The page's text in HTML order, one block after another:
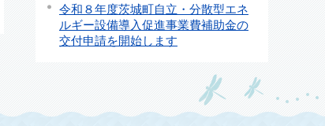
令和８年度茨城町自立・分散型エネ
ルギー設備導入促進事業費補助金の
交付申請を開始します